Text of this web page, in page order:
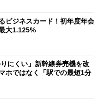
ビジネスカード！初年度年会
大1.125%
にくい」新幹線券売機を改
ではなく「駅での最短1分